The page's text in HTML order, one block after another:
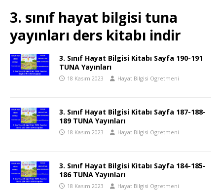
3. sınıf hayat bilgisi tuna
yayınları ders kitabı indir
3. Sınıf Hayat Bilgisi Kitabı Sayfa 190-191
TUNA Yayınları
18 Kasım 2023 Hayat Bilgisi Ogretmeni
3. Sınıf Hayat Bilgisi Kitabı Sayfa 187-188-
189 TUNA Yayınları
18 Kasım 2023 Hayat Bilgisi Ogretmeni
3. Sınıf Hayat Bilgisi Kitabı Sayfa 184-185-
186 TUNA Yayınları
18 Kasım 2023 Hayat Bilgisi Ogretmeni